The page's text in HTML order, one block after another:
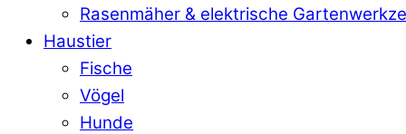
Rasenmäher & elektrische
Haustier
Fische
Vögel
Hunde